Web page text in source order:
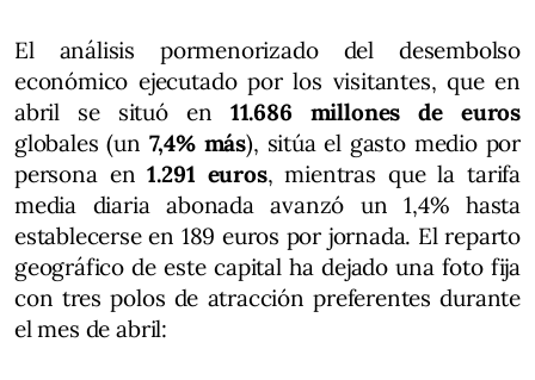
El análisis pormenorizado del desembolso
económico ejecutado por los visitantes, que en
abril se situó en 11.686 millones de euros
globales (un 7,4% más), sitúa el gasto medio por
persona en1.291 euros, mientras que la tarifa
media diaria abonada avanzó un 1,4% hasta
establecerse en 189 euros por jornada. El reparto
geográfico de este capital ha dejado una foto fija
con tres polos de atracción preferentes durante
el mes de abril: